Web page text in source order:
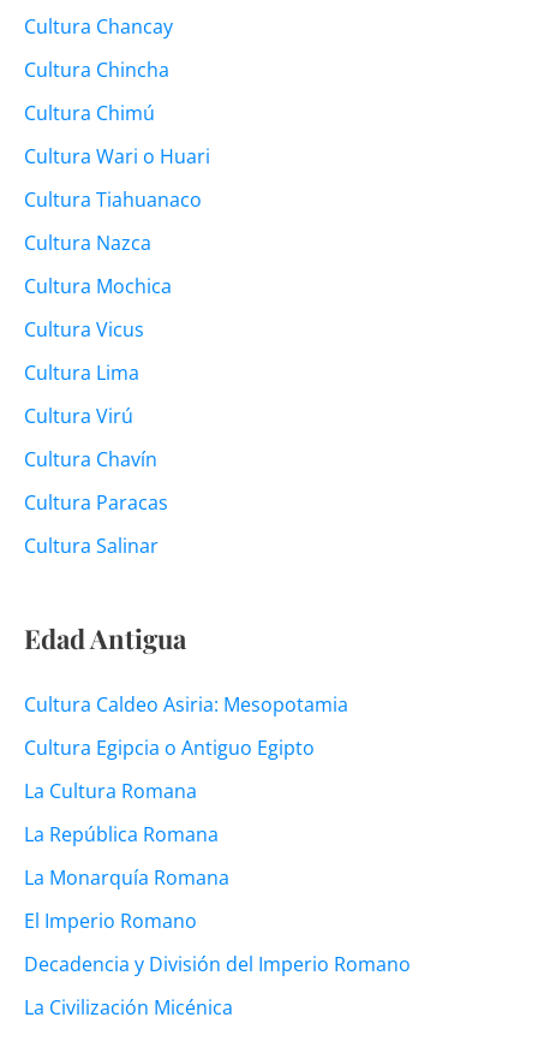
Cultura Chancay
Cultura Chincha
Cultura Chimú
Cultura Wari o Huari
Cultura Tiahuanaco
Cultura Nazca
Cultura Mochica
Cultura Vicus
Cultura Lima
Cultura Virú
Cultura Chavín
Cultura Paracas
Cultura Salinar
Edad Antigua
Cultura Caldeo Asiria: Mesopotamia
Cultura Egipcia o Antiguo Egipto
La Cultura Romana
La República Romana
La Monarquía Romana
El Imperio Romano
Decadencia y División del Imperio Romano
La Civilización Micénica